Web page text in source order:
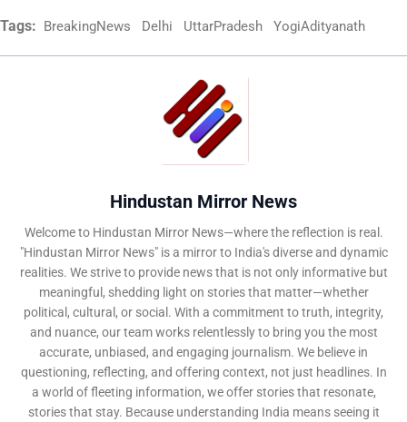
Tags: BreakingNews Delhi UttarPradesh YogiAdityanath
Hindustan Mirror News
Welcome to Hindustan Mirror News—where the reflection is real.
"Hindustan Mirror News" is a mirror to India's diverse and dynamic
realities. We strive to provide news that is not only informative but
meaningful, shedding light on stories that matter—whether
political, cultural, or social. With a commitment to truth, integrity,
and nuance, our team works relentlessly to bring you the most
accurate, unbiased, and engaging journalism. We believe in
questioning, reflecting, and offering context, not just headlines. In
a world of fleeting information, we offer stories that resonate,
stories that stay. Because understanding India means seeing it